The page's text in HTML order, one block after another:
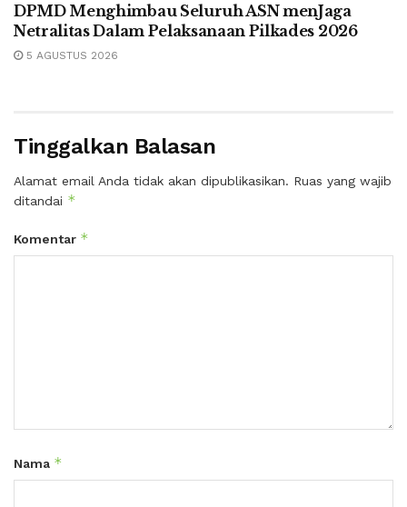
DPMD Menghimbau Seluruh ASN menJaga
Netralitas Dalam Pelaksanaan Pilkades 2026
5 AGUSTUS 2026
Tinggalkan Balasan
Alamat email Anda tidak akan dipublikasikan. Ruas yang wajib
ditandai *
Komentar *
Nama *